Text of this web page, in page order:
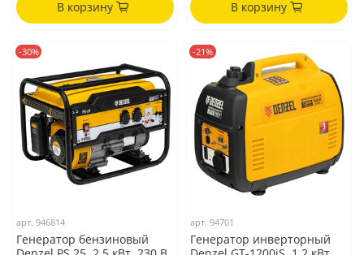
В корзину В корзину
-30%
арт.946814
Генератор бензиновый
-21%
арт.94701
Генератор инверторный